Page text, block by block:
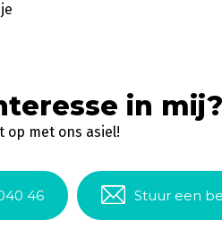
in mij?
op met ons asiel!
46 Stuur een